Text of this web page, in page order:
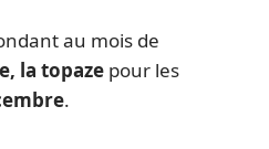
au mois de
la topaze pour les
.